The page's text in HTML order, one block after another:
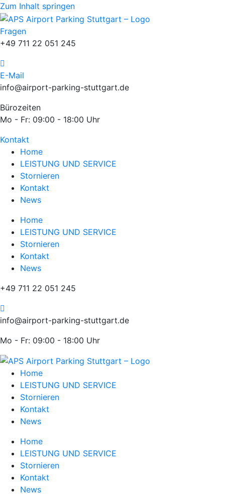
Zum Inhalt springen
Fragen
+49 711 22 051 245
E-Mail
info@airport-parking-stuttgart.de
Bürozeiten
Mo - Fr: 09:00 - 18:00 Uhr
Kontakt
Home
LEISTUNG UND SERVICE
Stornieren
Kontakt
News
Home
LEISTUNG UND SERVICE
Stornieren
Kontakt
News
+49 711 22 051 245
info@airport-parking-stuttgart.de
Mo - Fr: 09:00 - 18:00 Uhr
Home
LEISTUNG UND SERVICE
Stornieren
Kontakt
News
Home
LEISTUNG UND SERVICE
Stornieren
Kontakt
News